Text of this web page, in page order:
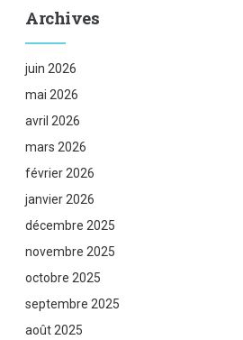
Archives
juin 2026
mai 2026
avril 2026
mars 2026
février 2026
janvier 2026
décembre 2025
novembre 2025
octobre 2025
septembre 2025
août 2025